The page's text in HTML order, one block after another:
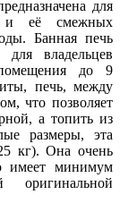
для
и её смежных
Банная печь
владельцев
до 9
печь, между
что позволяет
а топить из
размеры, эта
кг). Она очень
имеет минимум